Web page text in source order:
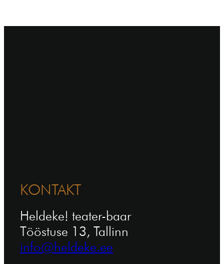
KONTAKT
Heldeke! teater-baar
Tööstuse 13, Tallinn
info@heldeke.ee